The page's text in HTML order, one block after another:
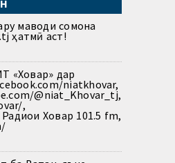
маводи сомона
ҳатмӣ аст!
«Ховар» дар
niatkhovar,
@niat_Khovar_tj,
,
Ховар 101.5 fm,